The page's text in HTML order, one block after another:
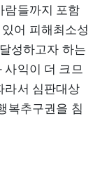
람들까지 포함
어 피해최소성
성하고자 하는
사익이 더 크므
라서 심판대상
복추구권을 침